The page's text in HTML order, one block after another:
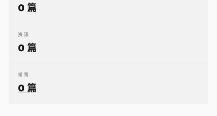
0 篇
资讯
0 篇
常青
0 篇